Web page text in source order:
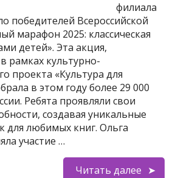
филиала
победителей Всероссийской
марафон 2025: классическая
детей». Эта акция,
рамках культурно-
проекта «Культура для
в этом году более 29 000
Ребята проявляли свои
создавая уникальные
для любимых книг. Ольга
участие …
Читать далее